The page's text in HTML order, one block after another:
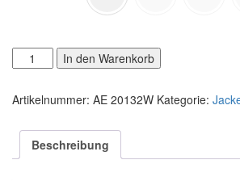
Zipped
Front
Menge
In den Warenkorb Alternative:
Artikelnummer: AE 20132W Kategorie:
Beschreibung